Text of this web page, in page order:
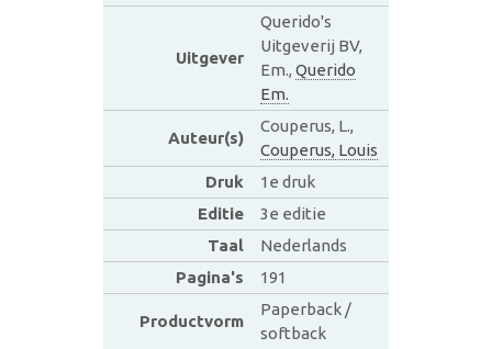
Uitgever
Querido's
Uitgeverij BV,
Em., Querido
Em.
Auteur(s)
Couperus, L.,
Couperus, Louis
Druk
1e druk
Editie
3e editie
Taal
Nederlands
Pagina's
191
Productvorm
Paperback /
softback